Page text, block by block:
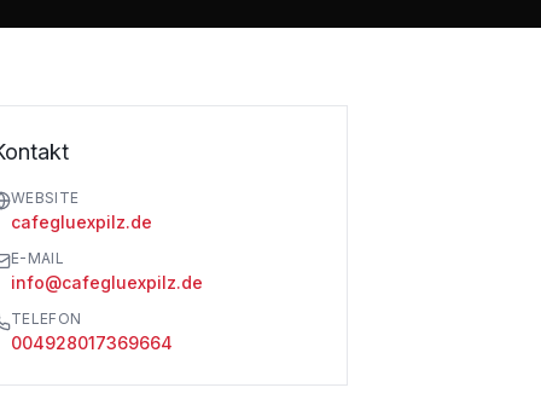
WEBSITE
cafegluexpilz.de
E-MAIL
info@cafegluexpilz.de
TELEFON
004928017369664